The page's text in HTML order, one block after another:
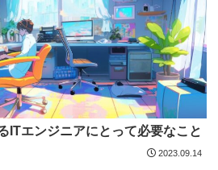
ITエンジニアにとって必要なこと
2023.09.14